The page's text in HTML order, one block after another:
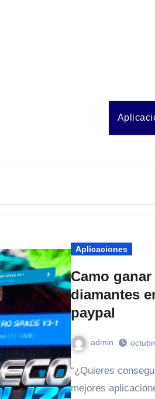
Aplicaciones
Camo
diamantes
paypal
admin
“¿Quieres conseguir diamantes gratis? te traemos las
mejores